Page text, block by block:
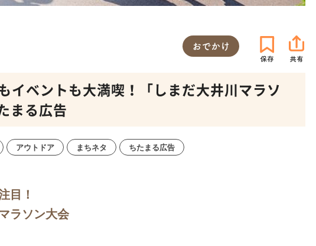
おでかけ
イベントも大満喫！「しまだ大井川マラソ
まる広告
アウトドア まちネタ ちたまる広告
目！
ラソン大会